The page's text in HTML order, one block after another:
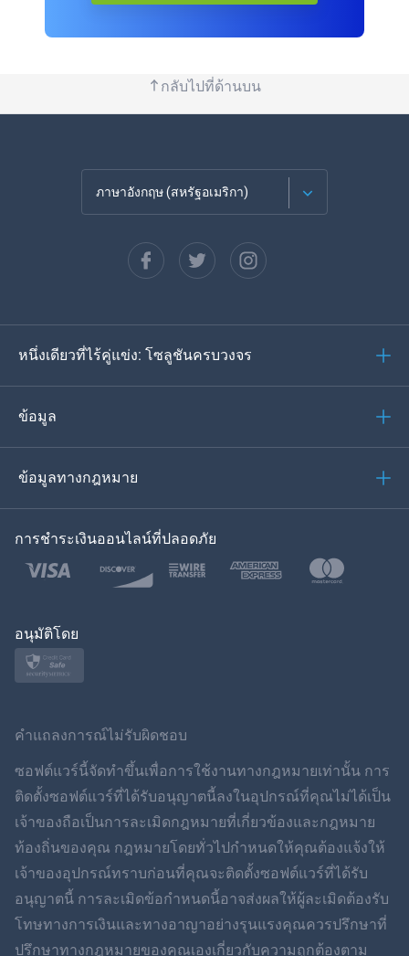
กลับไปที่ด้านบน
ภาษาอังกฤษ (สหรัฐอเมริกา)
Español
ภาษาเยอรมัน
โปรตุเกส
ภาษาไทย
โปแลนด์
ภาษาไทย
Dansk
ฮินดี
หนึ่งเดียวที่ไร้คู่แข่ง: โซลูชันครบวงจร
ข้อมูล
ข้อมูลทางกฎหมาย
การชำระเงินออนไลน์ที่ปลอดภัย
อนุมัติโดย
คำแถลงการณ์ไม่รับผิดชอบ
ซอฟต์แวร์นี้จัดทำขึ้นเพื่อการใช้งานทางกฎหมายเท่านั้น การ
ติดตั้งซอฟต์แวร์ที่ได้รับอนุญาตนี้ลงในอุปกรณ์ที่คุณไม่ได้เป็น
เจ้าของถือเป็นการละเมิดกฎหมายที่เกี่ยวข้องและกฎหมาย
ท้องถิ่นของคุณ กฎหมายโดยทั่วไปกำหนดให้คุณต้องแจ้งให้
เจ้าของอุปกรณ์ทราบก่อนที่คุณจะติดตั้งซอฟต์แวร์ที่ได้รับ
อนุญาตนี้ การละเมิดข้อกำหนดนี้อาจส่งผลให้ผู้ละเมิดต้องรับ
โทษทางการเงินและทางอาญาอย่างรุนแรงคุณควรปรึกษาที่
ปรึกษาทางกฎหมายของคุณเองเกี่ยวกับความถูกต้องตาม